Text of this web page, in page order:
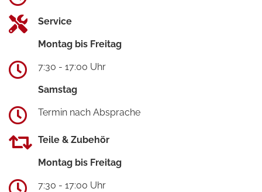
Service
Montag bis Freitag
7:30 - 17:00 Uhr
Samstag
Termin nach Absprache
Teile & Zubehör
Montag bis Freitag
7:30 - 17:00 Uhr